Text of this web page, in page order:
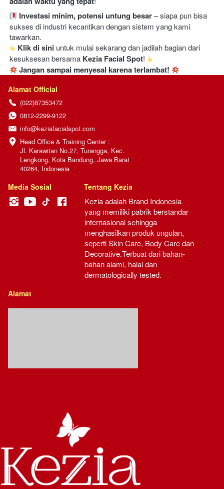
Investasi minim, potensi untung besar – siapa pun bisa
sukses di industri kecantikan dengan sistem yang kami
tawarkan.
Klik di sini untuk mulai sekarang dan jadilah bagian dari
kesuksesan bersama Kezia Facial Spot!
Jangan sampai menyesal karena terlambat!
Alamat Official
(022)87353472
0812-2299-9122
info@keziafacialspot.com
Head Office & Training Center :
Jl. Karawitan No.27, Turangga, Kec.
Lengkong, Kota Bandung, Jawa Barat
40264, Indonesia
Media Sosial Tentang Kezia
Kezia adalah Brand Indonesia
yang memiliki pabrik berstandar
internasional sehingga
menghasilkan produk ungulan,
seperti Skin Care, Body Care dan
Decorative.Terbuat dari bahan-
bahan alami, halal dan
dermatologically tested.
Alamat